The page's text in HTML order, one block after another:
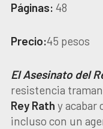
Páginas: 48
Precio:45 pesos
El Asesinato del
resistencia
Rey Rath y acabar
incluso con un